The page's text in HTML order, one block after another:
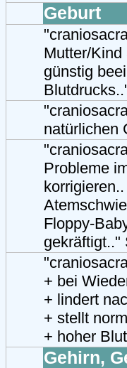
Geburt
Mutter/
günstig
natürlichen
Probleme
Floppy-
gekräftigt.."
+ bei
+ lindert
+ stellt
+ hoher
Gehirn,